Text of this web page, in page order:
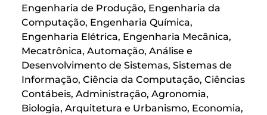
Engenharia de Produção, Engenharia da
Computação, Engenharia Química,
Engenharia Elétrica, Engenharia Mecânica,
Mecatrônica, Automação, Análise e
Desenvolvimento de Sistemas, Sistemas de
Informação, Ciência da Computação, Ciências
Contábeis, Administração, Agronomia,
Biologia, Arquitetura e Urbanismo, Economia,